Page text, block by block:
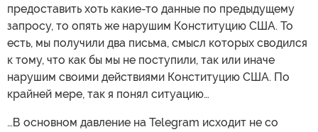
предоставить хоть какие-то данные по предыдущему
запросу, то опять же нарушим Конституцию США. То
есть, мы получили два письма, смысл которых сводился
к тому, что как бы мы не поступили, так или иначе
нарушим своими действиями Конституцию США. По
крайней мере, так я понял ситуацию…
…В основном давление на Telegram исходит не со